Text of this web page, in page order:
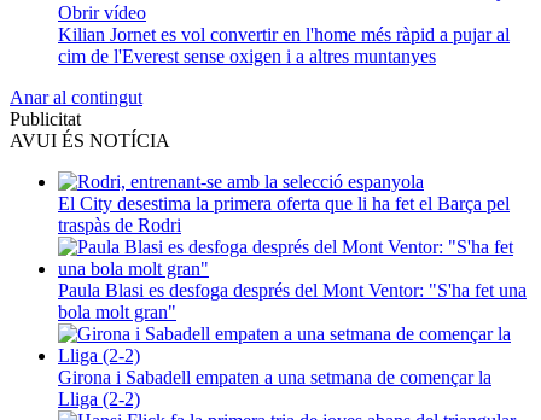
Obrir vídeo
Kilian Jornet es vol convertir en l'home més ràpid a pujar al
cim de l'Everest sense oxigen i a altres muntanyes
Anar al contingut
Publicitat
AVUI ÉS NOTÍCIA
El City desestima la primera oferta que li ha fet el Barça pel
traspàs de Rodri
Paula Blasi es desfoga després del Mont Ventor: "S'ha fet una
bola molt gran"
Girona i Sabadell empaten a una setmana de començar la
Lliga (2-2)